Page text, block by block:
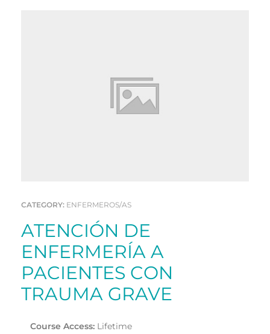
CATEGORY: ENFERMEROS/AS
ATENCIÓN DE
ENFERMERÍA A
PACIENTES CON
TRAUMA GRAVE
Course Access: Lifetime